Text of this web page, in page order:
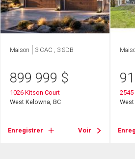
Maison 3 CAC , 3 SDB
899 999 $
1026 Kitson Court
West Kelowna, BC
Enregistrer Voir
2545